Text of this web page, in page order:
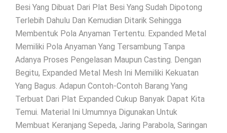
Besi Yang Dibuat Dari Plat Besi Yang Sudah Dipotong
Terlebih Dahulu Dan Kemudian Ditarik Sehingga
Membentuk Pola Anyaman Tertentu. Expanded Metal
Memiliki Pola Anyaman Yang Tersambung Tanpa
Adanya Proses Pengelasan Maupun Casting. Dengan
Begitu, Expanded Metal Mesh Ini Memiliki Kekuatan
Yang Bagus. Adapun Contoh-Contoh Barang Yang
Terbuat Dari Plat Expanded Cukup Banyak Dapat Kita
Temui. Material Ini Umumnya Digunakan Untuk
Membuat Keranjang Sepeda, Jaring Parabola, Saringan